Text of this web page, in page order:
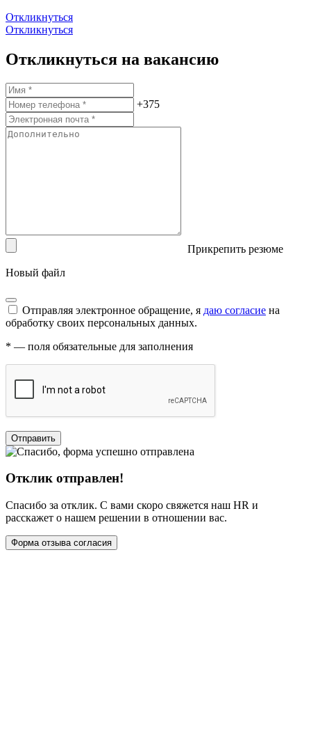
Откликнуться
Откликнуться
Откликнуться на вакансию
+375
Прикрепить резюме
Новый файл
Отправляя электронное обращение, я даю согласие на
обработку своих персональных данных.
* — поля обязательные для заполнения
Отклик отправлен!
Спасибо за отклик. С вами скоро свяжется наш HR и
расскажет о нашем решении в отношении вас.
Форма отзыва согласия